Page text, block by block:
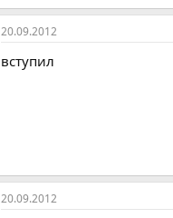
20.09.2012
вступил
20.09.2012